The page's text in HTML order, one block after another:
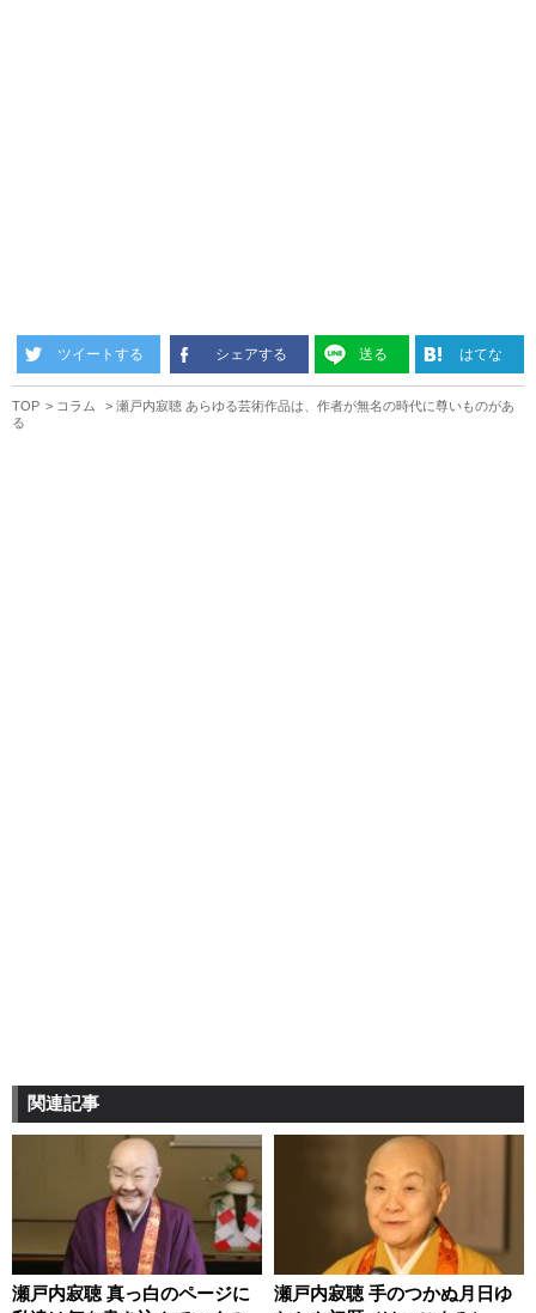
ツイートする シェアする 送る はてな
TOP コラム
瀬戸内寂聴 あらゆる芸術作品は、作者が無名の時代に尊いものがあ
る
関連記事
瀬戸内寂聴 真っ白のページに
瀬戸内寂聴 手のつかぬ月日ゆ